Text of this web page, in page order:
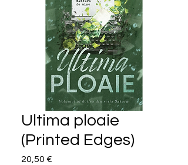
Ultima ploaie
(Printed Edges)
20,50 €